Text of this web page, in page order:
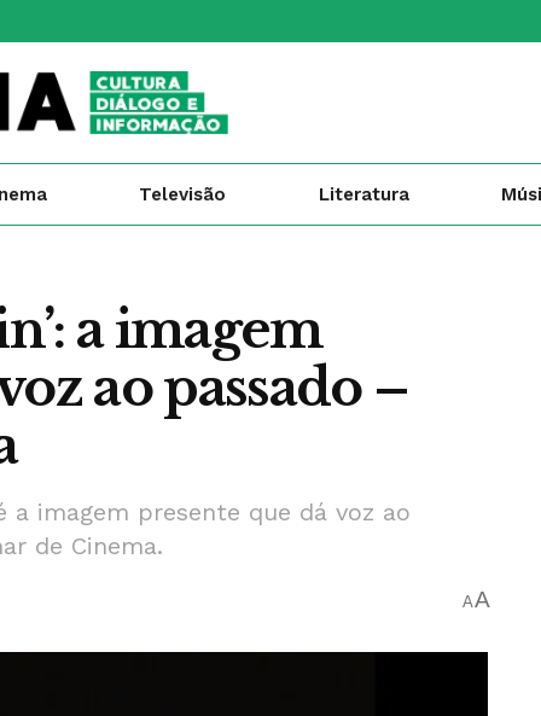
Televisão Literatura
a imagem
ao passado –
a imagem presente que dá voz ao
de Cinema.
AA